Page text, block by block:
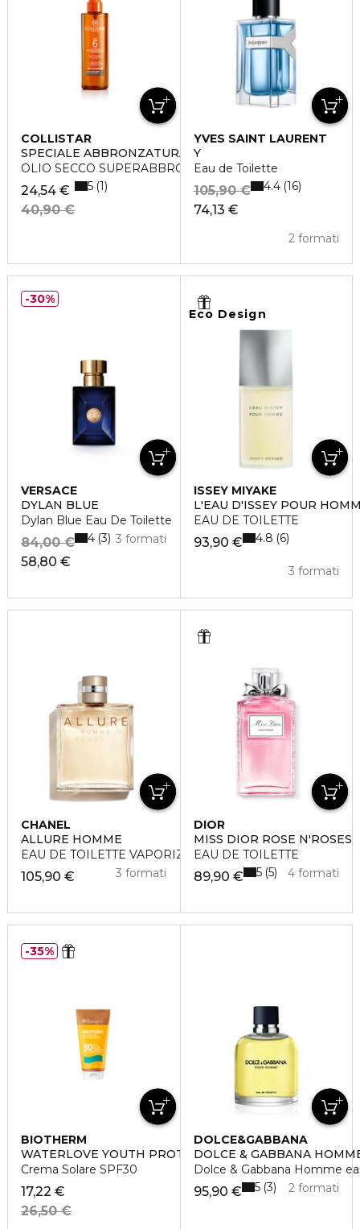
COLLISTAR
SPECIALE ABBRONZATURA PERFETTA
OLIO SECCO SUPERABBRONZANTE IDRATANTE SPF 6
24,54 €
40,90 €
5 1
YVES SAINT LAURENT
Y
Eau de Toilette
74,13 €
105,90 €
2 formati
4.4 16
VERSACE
DYLAN BLUE
Dylan Blue Eau De Toilette
58,80 €
84,00 € 3 formati
4 3
30%
Eco Design
ISSEY MIYAKE
L'EAU D'ISSEY POUR
EAU DE TOILETTE
93,90 €
3 formati
4.8 6
CHANEL
ALLURE HOMME
EAU DE TOILETTE VAPORIZZATORE
105,90 € 3 formati
DIOR
MISS DIOR ROSE N'ROSES
EAU DE TOILETTE
89,90 € 4 formati
5 5
BIOTHERM
WATERLOVE YOUTH PROTECTION
Crema Solare SPF30
17,22 €
26,50 €
35%
DOLCE&GABBANA
DOLCE & GABBANA
Dolce & Gabbana Homme
95,90 € 2 formati
5 3